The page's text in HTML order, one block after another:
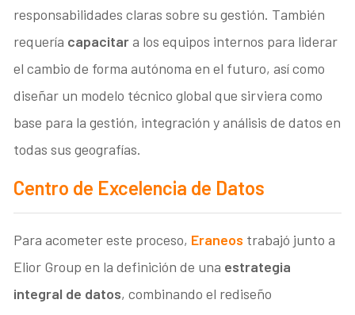
responsabilidades claras sobre su gestión. También
requería capacitara los equipos internos para liderar
el cambio de forma autónoma en el futuro, así como
diseñar un modelo técnico global que sirviera como
base para la gestión, integración y análisis de datos en
todas sus geografías.
Centro de Excelencia de Datos
Para acometer este proceso, Eraneos trabajó junto a
Elior Group en la definición de una estrategia
integral de datos, combinando el rediseño